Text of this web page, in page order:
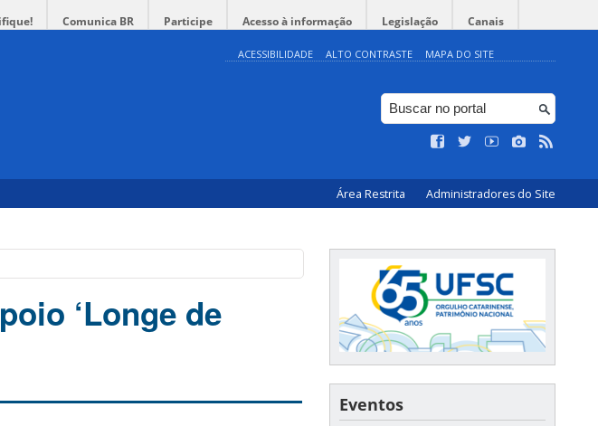
Comunica BR Participe Acesso à informação Legislação Canais
ACESSIBILIDADE ALTO CONTRASTE MAPA DO SITE
Área Restrita Administradores do Site
‘Longe de
Eventos